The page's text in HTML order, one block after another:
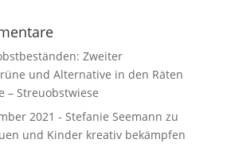
Zweiter
und Alternative in den Räten
– Streuobstwiese
2021 - Stefanie Seemann zu
und Kinder kreativ bekämpfen